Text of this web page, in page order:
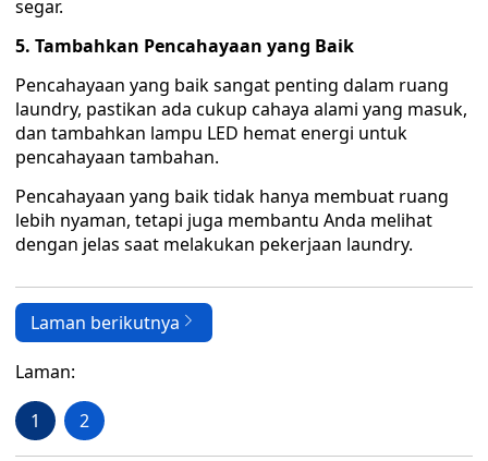
segar.
5. Tambahkan Pencahayaan yang Baik
Pencahayaan yang baik sangat penting dalam ruang
laundry, pastikan ada cukup cahaya alami yang masuk,
dan tambahkan lampu LED hemat energi untuk
pencahayaan tambahan.
Pencahayaan yang baik tidak hanya membuat ruang
lebih nyaman, tetapi juga membantu Anda melihat
dengan jelas saat melakukan pekerjaan laundry.
Laman berikutnya
Laman:
1 2